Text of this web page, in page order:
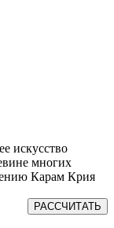
искусство
многих
Карам Крия
РАССЧИТАТЬ